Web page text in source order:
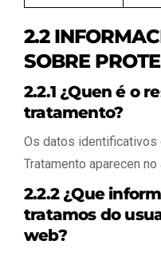
2.2
SOBRE
2.2.1 ¿Quen é o
tratamento?
Os datos identificativos
Tratamento aparecen no
2.2.2 ¿Que
tratamos do
web?